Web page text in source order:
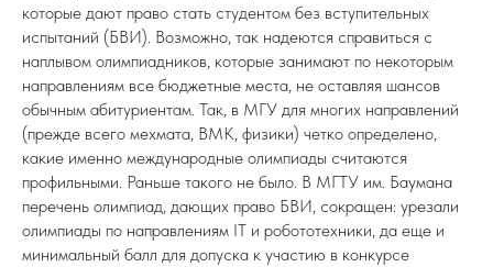
которые дают право стать студентом без вступительных
испытаний (БВИ). Возможно, так надеются справиться с
наплывом олимпиадников, которые занимают по некоторым
направлениям все бюджетные места, не оставляя шансов
обычным абитуриентам. Так, в МГУ для многих направлений
(прежде всего мехмата, ВМК, физики) четко определено,
какие именно международные олимпиады считаются
профильными. Раньше такого не было. В МГТУ им. Баумана
перечень олимпиад, дающих право БВИ, сокращен: урезали
олимпиады по направлениям IT и робототехники, да еще и
минимальный балл для допуска к участию в конкурсе